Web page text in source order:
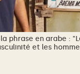
phrase en arabe :
et les